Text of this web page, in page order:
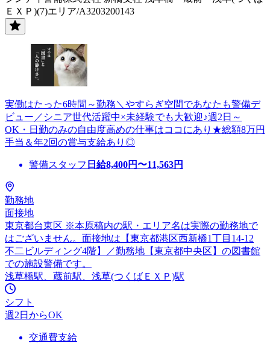
ＥＸＰ)(7)エリア/A3203200143
実働はたった6時間～勤務＼やすらぎ空間であなたも警備デ
ビュー／シニア世代活躍中×未経験でも大歓迎♪週2日～
OK・日勤のみの自由度高めの仕事はココにあり★総額8万円
手当＆年2回の賞与支給あり◎
警備スタッフ 日給8,400円〜11,563円
勤務地
面接地
東京都台東区 ※本原稿内の駅・エリア名は実際の勤務地で
はございません。面接地は【東京都港区西新橋1丁目14-12
不二ビルディング4階】／勤務地【東京都中央区】の図書館
での施設警備です。
浅草橋駅、蔵前駅、浅草(つくばＥＸＰ)駅
シフト
週2日からOK
交通費支給